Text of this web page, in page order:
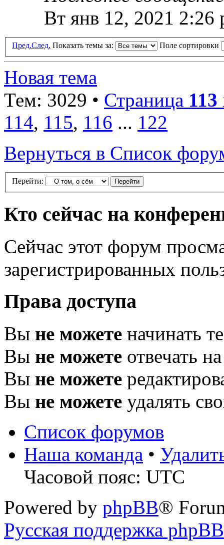
Вт янв 12, 2021 2:26
Пред.След. Показать темы за: Поле сортировки
Новая тема
Тем: 3029 • Страница 113
114, 115, 116 ... 122
Вернуться в Список
Перейти:
Кто сейчас на
Сейчас этот форум
зарегистрированных
Права доступа
Вы не можете начинать
Вы не можете отвечать
Вы не можете
Вы не можете удалять
Список форумов
Наша команда •
Часовой пояс: UTC
Powered by phpBB®
Русская поддержка phpBB